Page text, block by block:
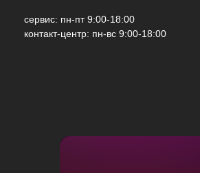
сервис: пн-пт 9:00-18:00
контакт-центр: пн-вс 9:00-18:00